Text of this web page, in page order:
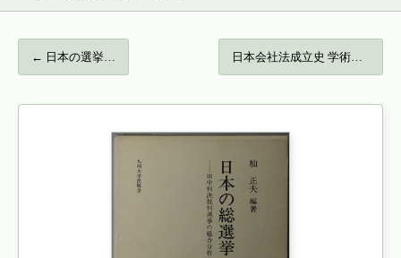
← 日本の選挙… 日本会社法成立史 学術選書… →